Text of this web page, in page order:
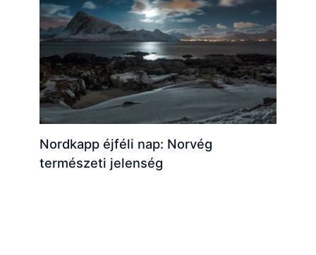
Nordkapp éjféli nap: Norvég
természeti jelenség